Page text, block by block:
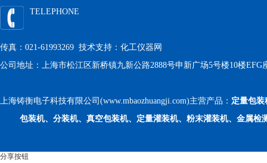
TELEPHONE
传真：021-61993269 技术支持： 化工仪器网
公司地址：上海市松江区新桥镇九新公路2888号申新广场5号楼10楼EFG
上海铸衡电子科技有限公司(www.mbaozhuangji.com)主营产品： 定量包装
包装机、分装机、真空包装机、定量灌装机、粉末灌装机、金属检
分享按钮